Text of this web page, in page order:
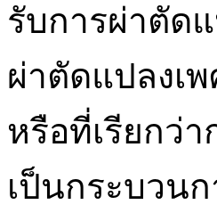
รับการผ่าตัด
ผ่าตัดแปลงเ
หรือที่เรียกว่
เป็นกระบวน